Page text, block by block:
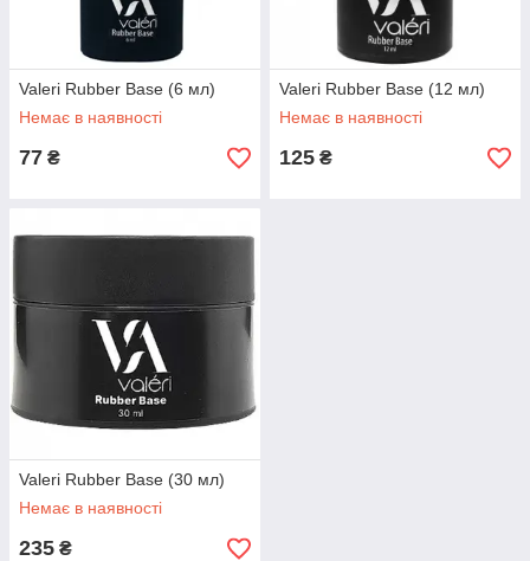
Valeri Rubber Base (6 мл)
Немає в наявності
77 ₴
Valeri Rubber Base (12 мл)
Немає в наявності
125 ₴
Valeri Rubber Base (30 мл)
Немає в наявності
235 ₴